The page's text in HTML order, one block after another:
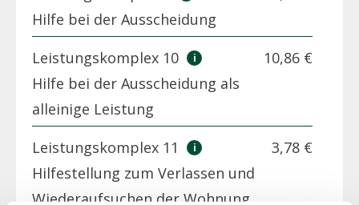
Hilfe bei der Ausscheidung
Leistungskomplex 10
Hilfe bei der Ausscheidung als
alleinige Leistung
10,86 €
Leistungskomplex 11
Hilfestellung zum Verlassen und
Wiederaufsuchen der Wohnung
3,78 €